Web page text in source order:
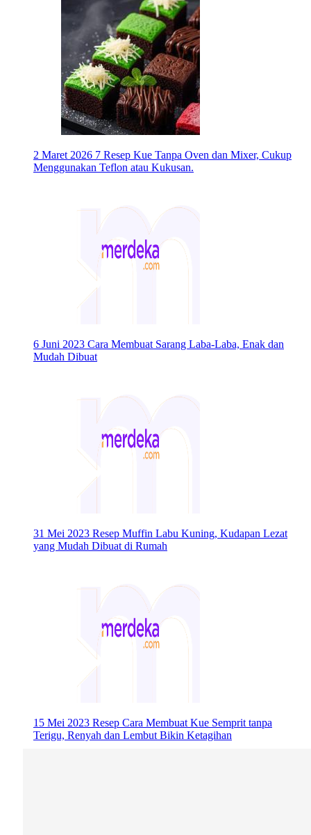
2 Maret 2026 7 Resep Kue Tanpa Oven dan Mixer, Cukup
Menggunakan Teflon atau Kukusan.
6 Juni 2023 Cara Membuat Sarang Laba-Laba, Enak dan
Mudah Dibuat
31 Mei 2023 Resep Muffin Labu Kuning, Kudapan Lezat
yang Mudah Dibuat di Rumah
15 Mei 2023 Resep Cara Membuat Kue Semprit tanpa
Terigu, Renyah dan Lembut Bikin Ketagihan